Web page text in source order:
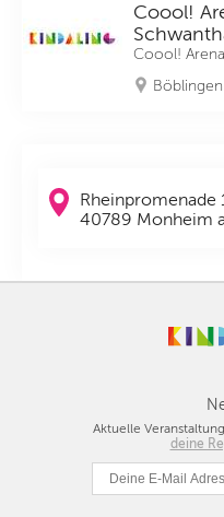
Coool!
Coool!
Böblingen
Rheinpromenade
40789 Monheim
Aktuelle
deine